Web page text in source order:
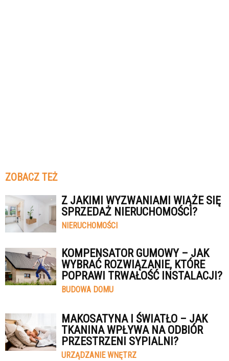
ZOBACZ TEŻ
Z JAKIMI WYZWANIAMI WIĄŻE SIĘ
SPRZEDAŻ NIERUCHOMOŚCI?
NIERUCHOMOŚCI
KOMPENSATOR GUMOWY – JAK
WYBRAĆ ROZWIĄZANIE, KTÓRE
POPRAWI TRWAŁOŚĆ INSTALACJI?
BUDOWA DOMU
MAKOSATYNA I ŚWIATŁO – JAK
TKANINA WPŁYWA NA ODBIÓR
PRZESTRZENI SYPIALNI?
URZĄDZANIE WNĘTRZ